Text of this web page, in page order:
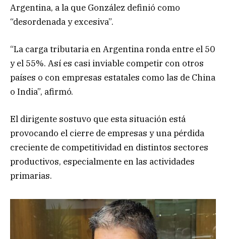
Argentina, a la que González definió como
“desordenada y excesiva”.
“La carga tributaria en Argentina ronda entre el 50
y el 55%. Así es casi inviable competir con otros
países o con empresas estatales como las de China
o India”, afirmó.
El dirigente sostuvo que esta situación está
provocando el cierre de empresas y una pérdida
creciente de competitividad en distintos sectores
productivos, especialmente en las actividades
primarias.